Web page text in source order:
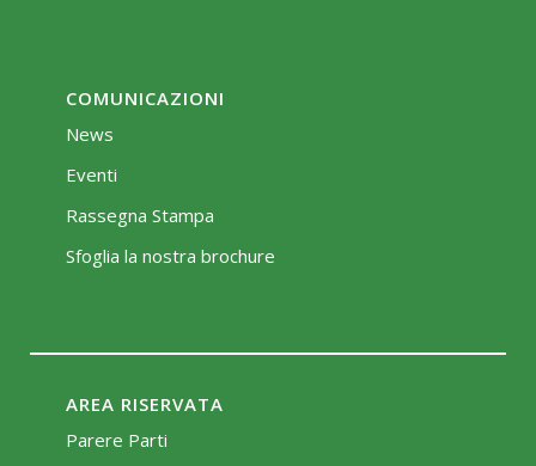
COMUNICAZIONI
News
Eventi
Rassegna Stampa
Sfoglia la nostra brochure
AREA RISERVATA
Parere Parti